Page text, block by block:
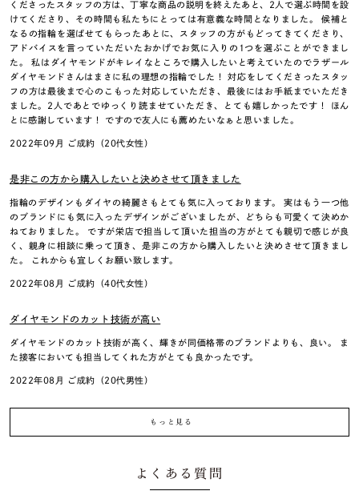
くださったスタッフの方は、丁寧な商品の説明を終えたあと、2人で選ぶ時間を設
けてくださり、その時間も私たちにとっては有意義な時間となりました。 候補と
なるの指輪を選ばせてもらったあとに、スタッフの方がもどってきてくださり、
アドバイスを言っていただいたおかげでお気に入りの1つを選ぶことができまし
た。 私はダイヤモンドがキレイなところで購入したいと考えていたのでラザール
ダイヤモンドさんはまさに私の理想の指輪でした！ 対応をしてくださったスタッ
フの方は最後まで心のこもった対応していただき、最後にはお手紙までいただき
ました。2人であとでゆっくり読ませていただき、とても嬉しかったです！ ほん
とに感謝しています！ ですので友人にも薦めたいなぁと思いました。
2022年09月 ご成約（20代女性）
是非この方から購入したいと決めさせて頂きました
指輪のデザインもダイヤの綺麗さもとても気に入っております。 実はもう一つ他
のブランドにも気に入ったデザインがございましたが、どちらも可愛くて決めか
ねておりました。 ですが栄店で担当して頂いた担当の方がとても親切で感じが良
く、親身に相談に乗って頂き、是非この方から購入したいと決めさせて頂きまし
た。 これからも宜しくお願い致します。
2022年08月 ご成約（40代女性）
ダイヤモンドのカット技術が高い
ダイヤモンドのカット技術が高く、輝きが同価格帯のブランドよりも、良い。 ま
た接客においても担当してくれた方がとても良かったです。
2022年08月 ご成約（20代男性）
もっと見る
よくある質問